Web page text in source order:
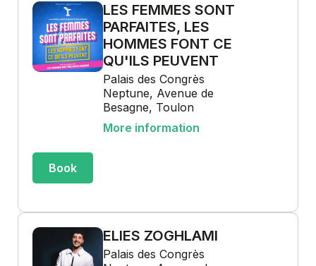
LES FEMMES SONT
PARFAITES, LES
HOMMES FONT CE
QU'ILS PEUVENT
Palais des Congrès
Neptune, Avenue de
Besagne, Toulon
More information
Book
ELIES ZOGHLAMI
Palais des Congrès